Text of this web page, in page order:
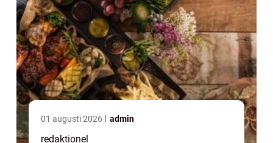
01 augusti 2026 admin
redaktionel